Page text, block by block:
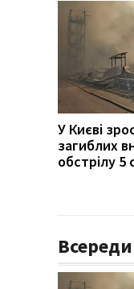
У Києві
загиблих
обстрілу 5